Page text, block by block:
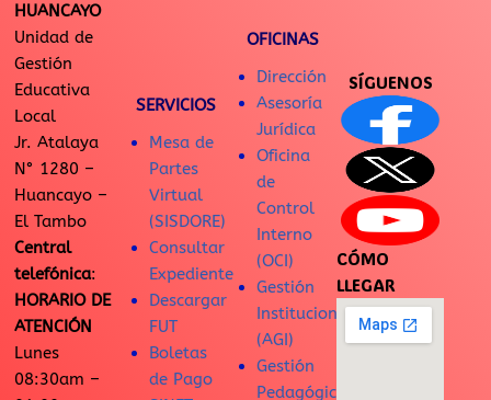
HUANCAYO
Unidad de
Gestión
Educativa
Local
Jr. Atalaya
N° 1280 –
Huancayo –
El Tambo
Central
telefónica:
HORARIO DE
ATENCIÓN
Lunes
08:30am –
SERVICIOS
Mesa de
Partes
Virtual
(SISDORE)
Consultar
Expediente
Descargar
FUT
Boletas
de Pago
OFICINAS
Dirección
Asesoría
Jurídica
Oficina
de
Control
Interno
(OCI)
Gestión
Institucional
(AGI)
Gestión
Pedagógica
SÍGUENOS
CÓMO
LLEGAR